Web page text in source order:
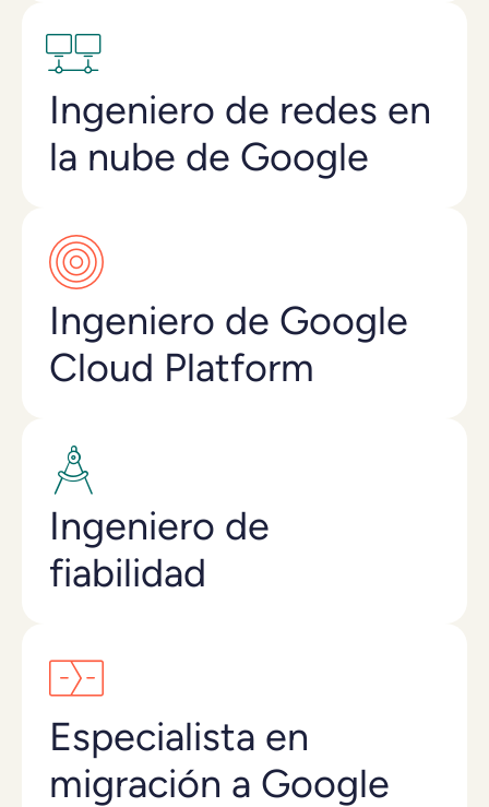
Ingeniero de redes en
la nube de Google
Ingeniero de Google
Cloud Platform
Ingeniero de
fiabilidad
Especialista en
migración a Google